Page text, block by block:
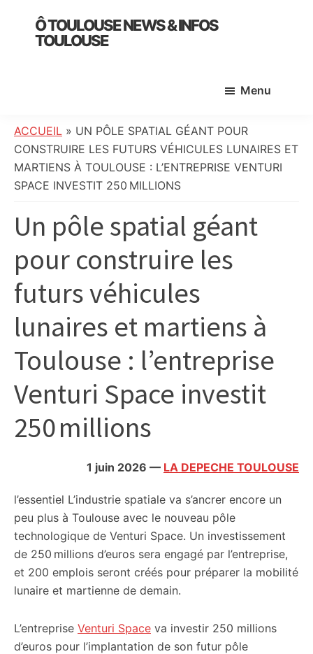
primary
Ô TOULOUSE NEWS & INFOS
TOULOUSE
:
info
locale,
société,
politique,
météo,
faits
et
citoyennes
Menu
ACCUEIL » UN PÔLE SPATIAL GÉANT POUR
CONSTRUIRE LES FUTURS VÉHICULES LUNAIRES ET
MARTIENS À TOULOUSE : L’ENTREPRISE VENTURI
SPACE INVESTIT 250 MILLIONS
Un pôle spatial géant
pour construire les
futurs véhicules
lunaires et martiens à
Toulouse : l’entreprise
Venturi Space investit
250 millions
1 juin 2026 — LA DEPECHE TOULOUSE
l’essentiel L’industrie spatiale va s’ancrer encore un
peu plus à Toulouse avec le nouveau pôle
technologique de Venturi Space. Un investissement
de 250 millions d’euros sera engagé par l’entreprise,
et 200 emplois seront créés pour préparer la mobilité
lunaire et martienne de demain.
L’entreprise Venturi Space va investir 250 millions
d’euros pour l’implantation de son futur pôle